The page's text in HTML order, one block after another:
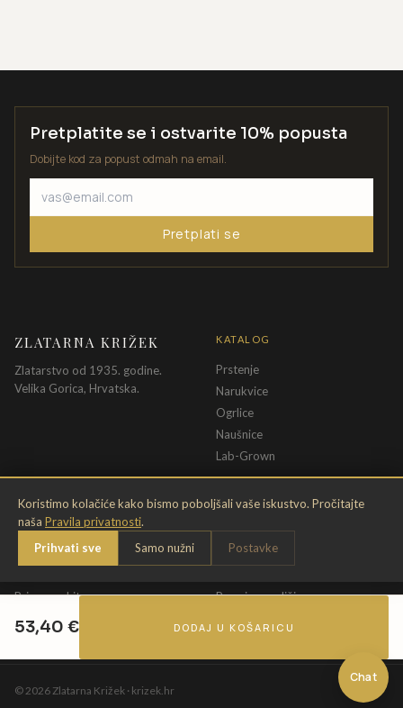
53,40 € DODAJ U KOŠARICU
Chat
Koristimo kolačiće kako bismo poboljšali vaše iskustvo. Pročitajte
naša Pravila privatnosti.
Prihvati sve
Samo nužni Postavke
Pretplatite se i ostvarite 10% popusta
Dobijte kod za popust odmah na email.
Pretplati se
ZLATARNA KRIŽEK
Zlatarstvo od 1935. godine.
Velika Gorica, Hrvatska.
KATALOG
Prstenje
Narukvice
Ogrlice
Naušnice
Lab-Grown
INFORMACIJE
O nama
Kontakt
Briga o nakitu
Jamstvo
PRAVNE ODREDBE
Pravila privatnosti
Opći uvjeti
Promjena veličine
Uvjeti poklon bona
©2026Zlatarna Križek · krizek.hr